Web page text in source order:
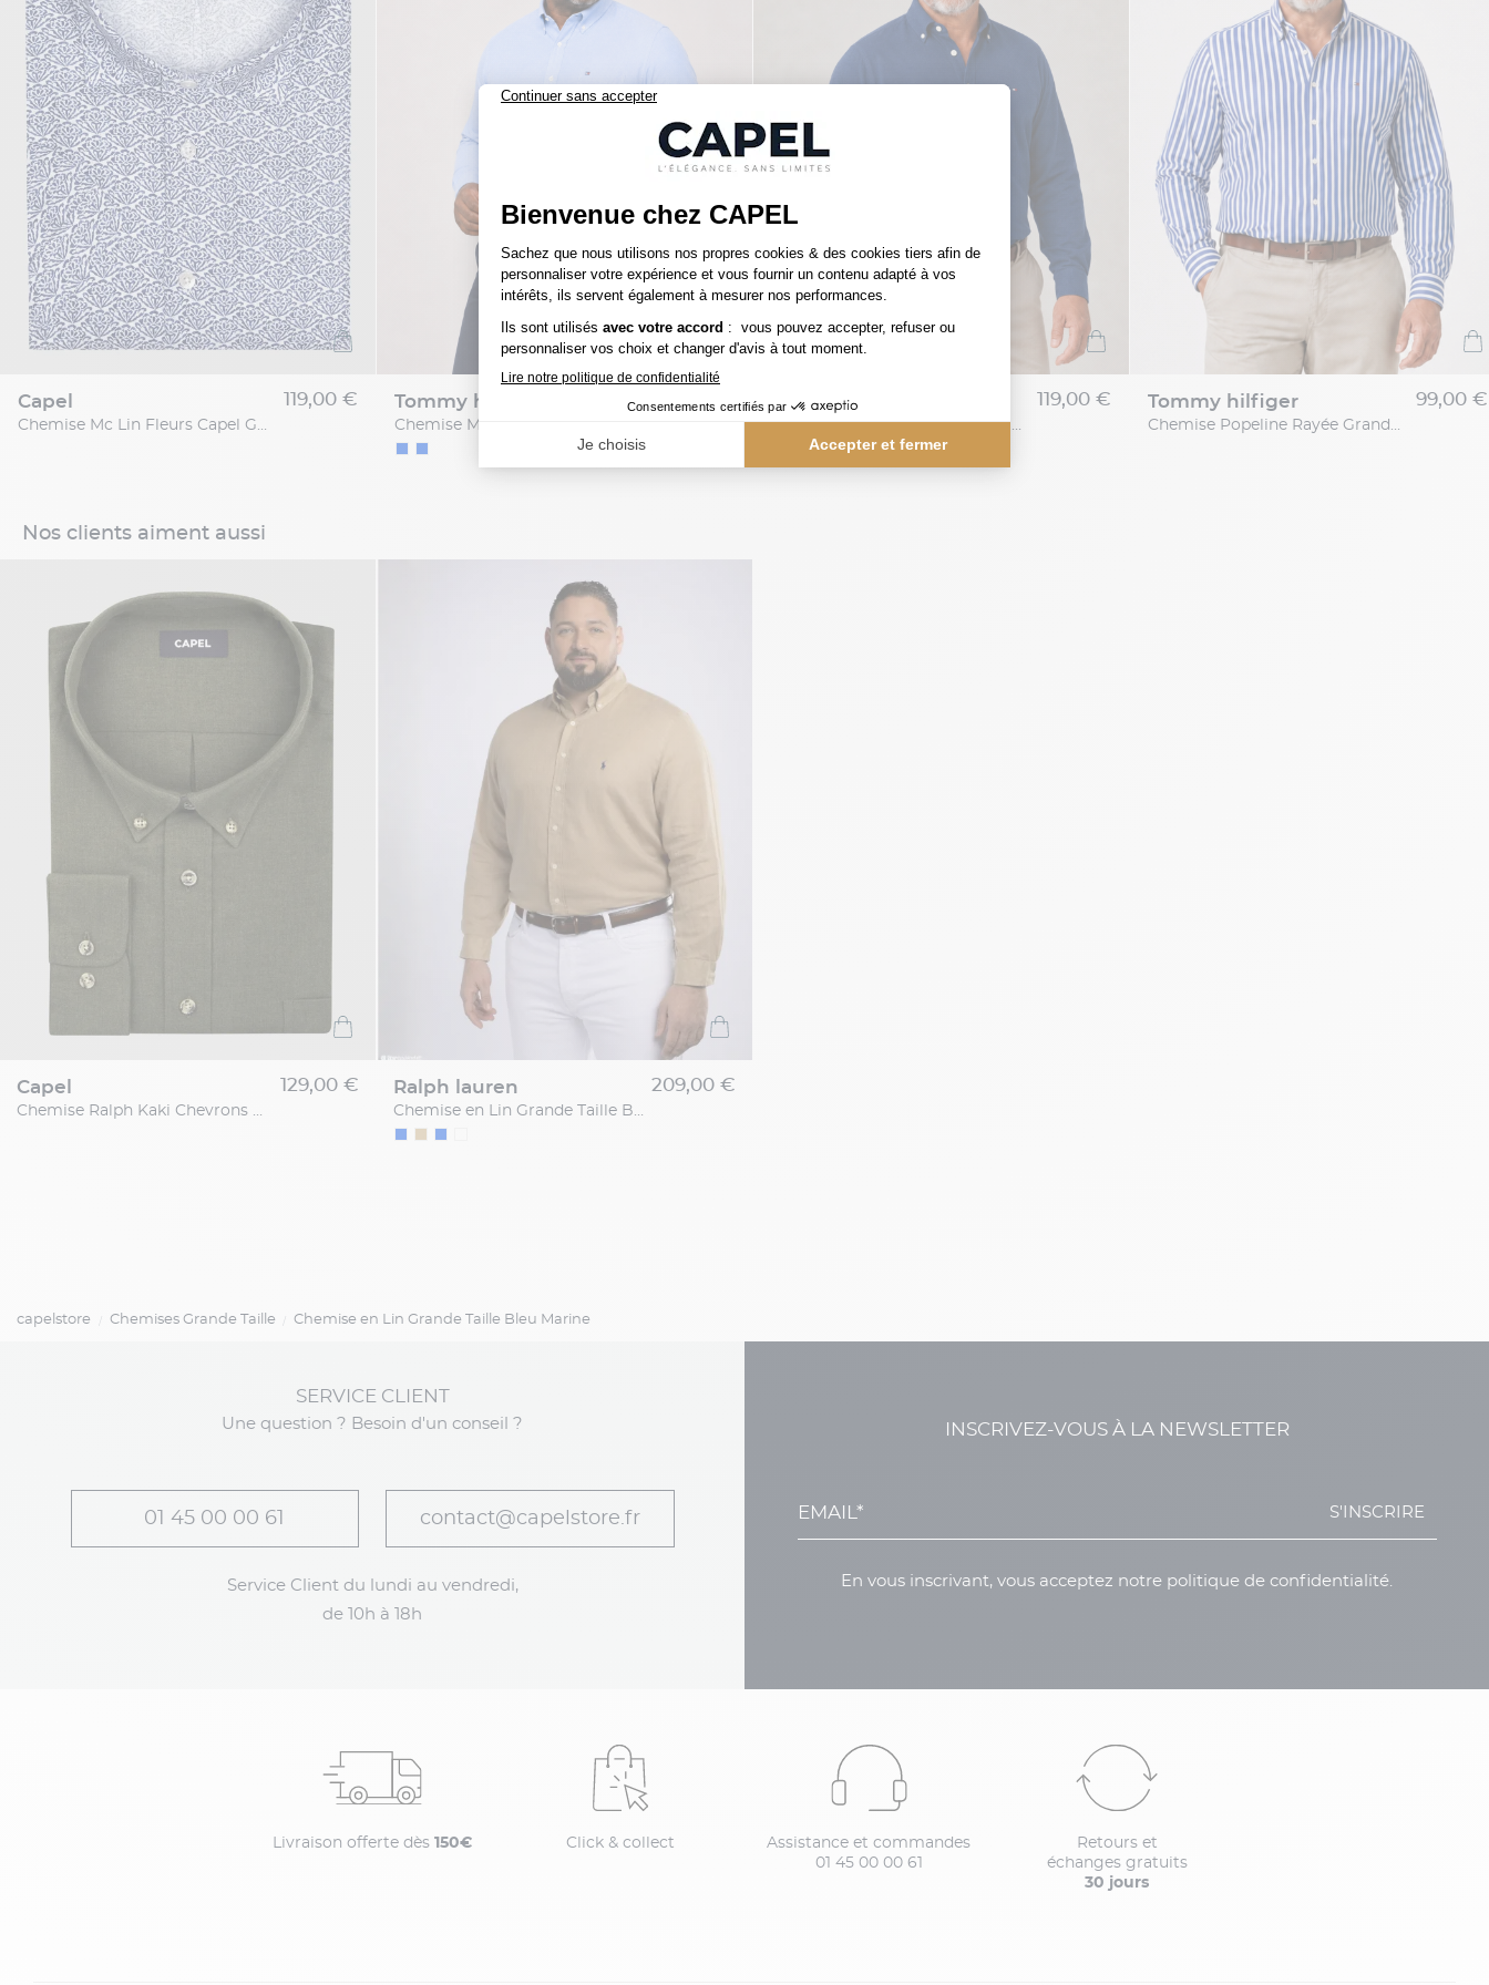
capel
Chemise Mc Lin Fleurs Capel Grande Taille
119,00 € tommy hilfiger 119,00 € tommy hilfiger
Chemise Maille Piquée Grande Taille Bleue
119,00 € tommy hilfiger
Chemise Popeline Rayée Grande Taille Bleue et Blanche
99,00 €
Nos clients aiment aussi
capel
Chemise Ralph Kaki Chevrons Capel Grande Taille
129,00 € ralph lauren
Chemise en Lin Grande Taille Beige
209,00 €
capelstore Chemises Grande Taille Chemise en Lin Grande Taille Bleu Marine
SERVICE CLIENT
Une question ? Besoin d'un conseil ?
01 45 00 00 61 contact@capelstore.fr
Service Client du lundi au vendredi,
de 10h à 18h
INSCRIVEZ-VOUS À LA NEWSLETTER
S'INSCRIRE
En vous inscrivant, vous acceptez notre politique de confidentialité.
Livraison offerte dès 150€ Click & collect
Assistance et commandes
01 45 00 00 61
Retours et
échanges gratuits
30 jours